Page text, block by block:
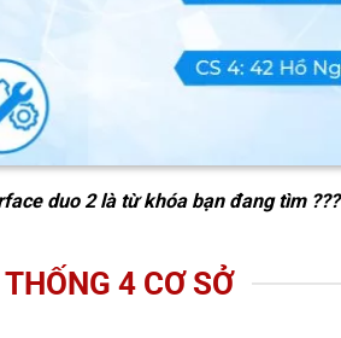
duo 2là từ khóa bạn đang tìm ???
THỐNG 4 CƠ SỞ